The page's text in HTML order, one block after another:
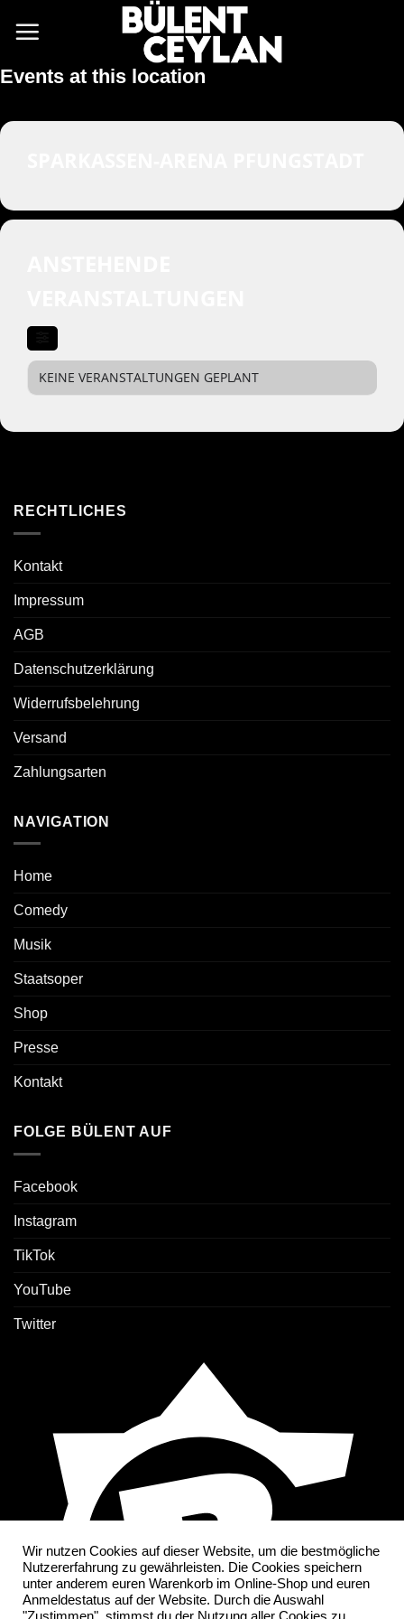
Inhalt
Events at this location
KEINE VERANSTALTUNGEN GEPLANT
RECHTLICHES
Kontakt
Impressum
AGB
Datenschutzerklärung
Widerrufsbelehrung
Versand
Zahlungsarten
NAVIGATION
Home
Comedy
Musik
Staatsoper
Shop
Presse
Kontakt
FOLGE BÜLENT AUF
Facebook
Instagram
TikTok
YouTube
Twitter
Wir nutzen Cookies auf dieser Website, um die bestmögliche
Nutzererfahrung zu gewährleisten. Die Cookies speichern
unter anderem euren Warenkorb im Online-Shop und euren
Anmeldestatus auf der Website. Durch die Auswahl